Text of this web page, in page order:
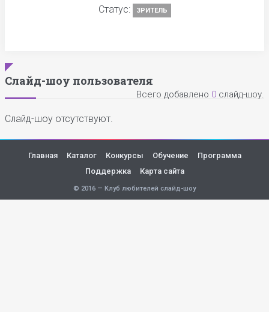
Статус: ЗРИТЕЛЬ
Слайд-шоу пользователя
Всего добавлено 0 слайд-шоу.
Слайд-шоу отсутствуют.
Главная Каталог Конкурсы Обучение
Программа
Поддержка
Карта сайта
© 2016 — Клуб любителей слайд-шоу